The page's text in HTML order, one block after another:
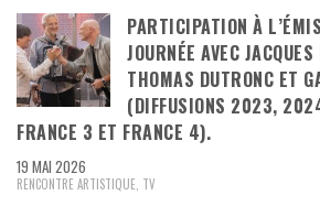
PARTICIPATION À
JOURNÉE AVEC
THOMAS DUTRONC ET
(DIFFUSIONS 2023,
FRANCE 3 ET FRANCE 4).
19 MAI 2026
RENCONTRE ARTISTIQUE TV